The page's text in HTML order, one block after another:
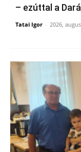
– ezúttal a
Tatai Igor - 2026,